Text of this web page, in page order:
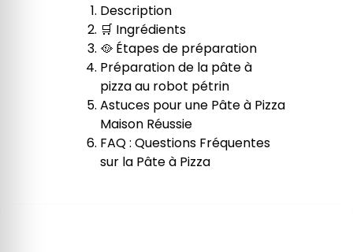
Description
🛒 Ingrédients
🥘 Étapes de préparation
Préparation de la pâte à
pizza au robot pétrin
Astuces pour une Pâte à Pizza
Maison Réussie
FAQ : Questions Fréquentes
sur la Pâte à Pizza